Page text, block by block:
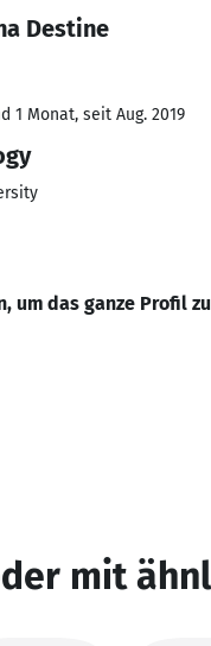
Destine
1 Monat, seit Aug. 2019
um das ganze Profil
mit